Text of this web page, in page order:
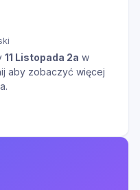
11 Listopada 2a w
aby zobaczyć więcej